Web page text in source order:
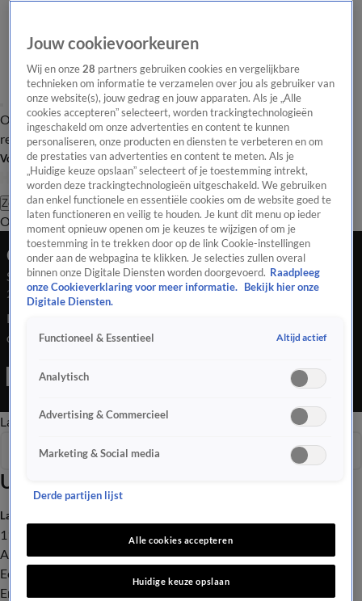
Overzicht Laatste nieuws Regionieuws Het beste van Hart
Tip de
redactie
Volg Hart van Nederland
Zoeken
OverzichtRegioUitzendingenWeerTip de redactiePanelVideo's
Ochtend Editie
Seizoen 2026, aflevering 359
23 jan, 09:00
Een dode in Den Hoorn en veel politieonderzoek. Je hoort dat
de politie ook nog steeds zoekt naar betrokkenen van een
gedoe tussen huizenkopers en verkopers. En je hoort de
Late EditieOchtend EditieVroege Editie
Uitzendingen
Seizoen 2026
Laatste nieuws
112
Advies & Tips
Economie
Entertainment
Jouw cookievoorkeuren
Wij en onze28 partners gebruiken cookies en vergelijkbare
technieken om informatie te verzamelen over jou als gebruiker van
onze website(s), jouw gedrag en jouw apparaten. Als je „Alle
cookies accepteren” selecteert, worden trackingtechnologieën
ingeschakeld om onze advertenties en content te kunnen
personaliseren, onze producten en diensten te verbeteren en om
de prestaties van advertenties en content te meten. Als je
„Huidige keuze opslaan” selecteert of je toestemming intrekt,
worden deze trackingtechnologieën uitgeschakeld. We gebruiken
dan enkel functionele en essentiële cookies om de website goed te
laten functioneren en veilig te houden. Je kunt dit menu op ieder
moment opnieuw openen om je keuzes te wijzigen of om je
toestemming in te trekken door op de link Cookie-instellingen
onder aan de webpagina te klikken. Je selecties zullen overal
binnen onze Digitale Diensten worden doorgevoerd. Raadpleeg
onze Cookieverklaring voor meer informatie.
Bekijk hier onze
Digitale Diensten.
Functioneel & Essentieel Altijd actief
Analytisch
Advertising & Commercieel
Marketing & Social media
Derde partijen lijst
Alle cookies accepteren
Huidige keuze opslaan